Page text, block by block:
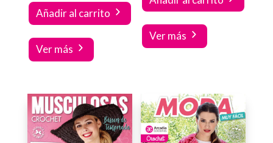
Añadir al carrito
Ver más
Ver más